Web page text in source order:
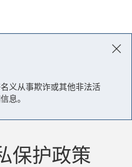
义从事欺诈或其他非法活
息。
保护政策